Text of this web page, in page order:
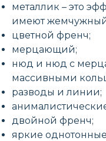
металлик – это
имеют жемчужный
цветной френч;
мерцающий;
нюд и нюд с
массивными
разводы и линии;
двойной френч;
яркие